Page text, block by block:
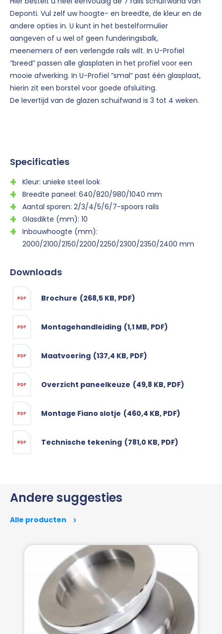
Deponti. Vul zelf uw hoogte- en breedte, de kleur en de
andere opties in. U kunt in het bestelformulier
aangeven of u wel of geen funderingsbalk,
meenemers of een verlengde rails wilt. In U-Profiel
“breed” passen alle glasplaten in het profiel voor een
mooie afwerking. In U-Profiel “smal” past één glasplaat,
hierin zit een borstel voor goede afsluiting.
De levertijd van de glazen schuifwand is 3 tot 4 weken.
Specificaties
Kleur: unieke steel look
Breedte paneel: 640/820/980/1040 mm
Aantal sporen: 2/3/4/5/6/7-spoors rails
Glasdikte (mm): 10
Inbouwhoogte (mm):
2000/2100/2150/2200/2250/2300/2350/2400 mm
Downloads
PDF Brochure (268,5 KB, PDF)
PDF Montagehandleiding (1,1 MB, PDF)
PDF Maatvoering (137,4 KB, PDF)
PDF Overzicht paneelkeuze (49,8 KB, PDF)
PDF Montage Fiano slotje (460,4 KB, PDF)
PDF Technische tekening (781,0 KB, PDF)
Andere suggesties
Alle producten